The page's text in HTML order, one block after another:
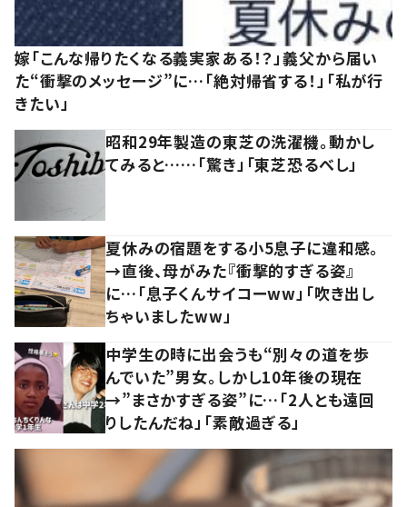
嫁「こんな帰りたくなる義実家ある！？」義父から届い
た“衝撃のメッセージ”に…「絶対帰省する！」「私が行
きたい」
昭和29年製造の東芝の洗濯機。動かし
てみると……「驚き」「東芝恐るべし」
夏休みの宿題をする小5息子に違和感。
→直後、母がみた『衝撃的すぎる姿』
に…「息子くんサイコーww」「吹き出し
ちゃいましたww」
中学生の時に出会うも“別々の道を歩
んでいた”男女。しかし10年後の現在
→”まさかすぎる姿”に…「2人とも遠回
りしたんだね」「素敵過ぎる」